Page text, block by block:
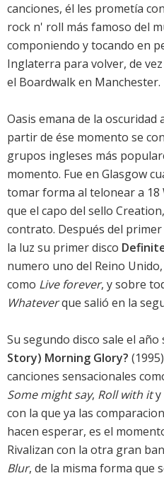
canciones, él les prometía
rock n' roll más famoso del
componiendo y tocando en
Inglaterra para volver, de
el Boardwalk en Manchester.
Oasis emana de la oscuridad
partir de ése momento se
grupos ingleses más
momento. Fue en Glasgow
tomar forma al telonear a 18
que el capo del sello
contrato. Después del
la luz su primer disco
numero uno del Reino
como Live forever, y sobre
Whateverque salió en la
Su segundo disco sale el
Story) Morning Glory?
canciones sensacionales
Some might say, Roll with ity
con la que ya las
hacen esperar, es el
Rivalizan con la otra gran
Blur, de la misma forma que